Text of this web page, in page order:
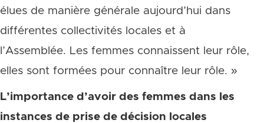
élues de manière générale aujourd’hui dans
différentes collectivités locales et à
l’Assemblée. Les femmes connaissent leur rôle,
elles sont formées pour connaître leur rôle. »
L’importance d’avoir des femmes dans les
instances de prise de décision locales